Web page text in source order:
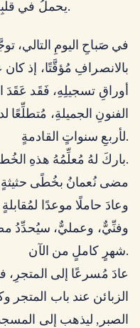
يحملُ في قلبِه امتنانًا خالصًا لذلك الفتى الطيبِ.
في صَباحِ اليومِ التالي،
بالانصرافِ مُؤقَّتًا، إذ
أوراقِ تسجيلِهِ، فَقَد عَقَدَ
الفنونِ الجميلةِ،
لأربعِ سنواتٍ القادمةٍ.
باركَ لهُ مُعلِّمُهُ هذهِ الخُطوةَ، وأعطاهُ الإذنَ بكلِّ سرورٍ.
مضى نُعمانُ بخُطًى حثيثةٍ
وعادَ حاملًا موعدًا
وفنِّيٌّ، وعمليٌّ، سيُحدِّدُ
شهرٍ كاملٍ من الآن.
عادَ مُسرعًا إلى
الزبائن عند باب المتجر
الصبر, ليذهب إلى المسجد